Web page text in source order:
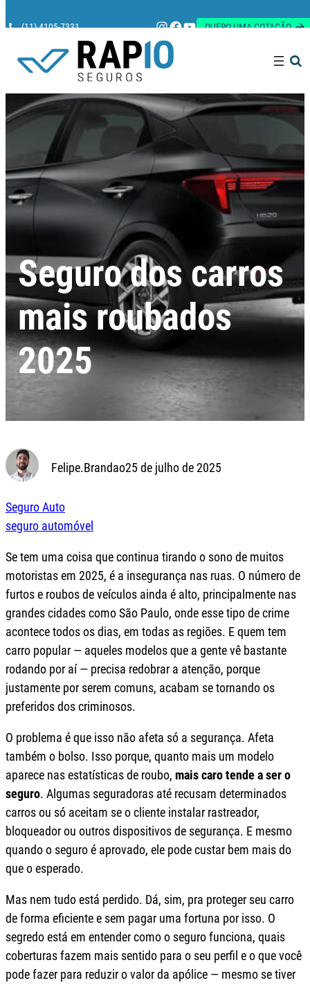
(11) 4105-7331 Instagram
Facebook
Youtube
QUERO UMA COTAÇÃO
Seguro dos carros
mais roubados
2025
Felipe.Brandao25 de julho de 2025
Seguro Auto
seguro automóvel
Se tem uma coisa que continua tirando o sono de muitos
motoristas em 2025, é a insegurança nas ruas. O número de
furtos e roubos de veículos ainda é alto, principalmente nas
grandes cidades como São Paulo, onde esse tipo de crime
acontece todos os dias, em todas as regiões. E quem tem
carro popular — aqueles modelos que a gente vê bastante
rodando por aí — precisa redobrar a atenção, porque
justamente por serem comuns, acabam se tornando os
preferidos dos criminosos.
O problema é que isso não afeta só a segurança. Afeta
também o bolso. Isso porque, quanto mais um modelo
aparece nas estatísticas de roubo, mais caro tende a ser o
seguro. Algumas seguradoras até recusam determinados
carros ou só aceitam se o cliente instalar rastreador,
bloqueador ou outros dispositivos de segurança. E mesmo
quando o seguro é aprovado, ele pode custar bem mais do
que o esperado.
Mas nem tudo está perdido. Dá, sim, pra proteger seu carro
de forma eficiente e sem pagar uma fortuna por isso. O
segredo está em entender como o seguro funciona, quais
coberturas fazem mais sentido para o seu perfil e o que você
pode fazer para reduzir o valor da apólice — mesmo se tiver